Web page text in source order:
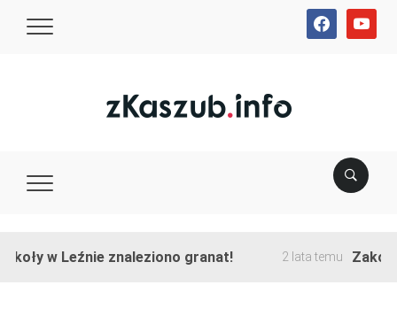
facebookyoutube
w Leźnie znaleziono granat! 2 lata temu